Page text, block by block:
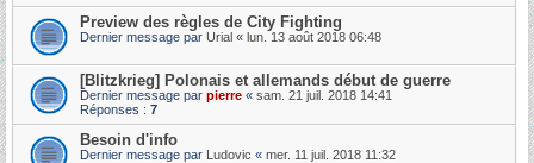
Preview des règles de City Fighting
Dernier message par Urial « lun. 13 août 2018 06:48
[Blitzkrieg] Polonais et allemands début de guerre
Dernier message par pierre « sam. 21 juil. 2018 14:41
Réponses : 7
Besoin d'info
Dernier message par Ludovic « mer. 11 juil. 2018 11:32